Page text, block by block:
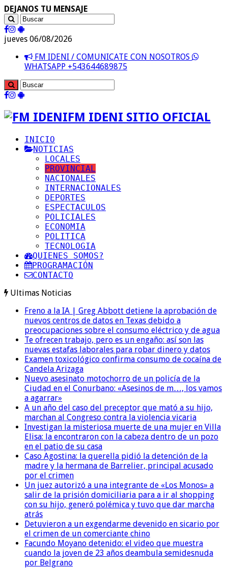
DEJANOS TU MENSAJE
jueves 06/08/2026
FM IDENI / COMUNICATE CON NOSOTROS
WHATSAPP +543644689875
FM IDENI SITIO OFICIAL
INICIO
NOTICIAS
LOCALES
PROVINCIAL
NACIONALES
INTERNACIONALES
DEPORTES
ESPECTACULOS
POLICIALES
ECONOMIA
POLITICA
TECNOLOGIA
QUIENES SOMOS?
PROGRAMACIÓN
CONTACTO
Ultimas Noticias
Freno a la IA | Greg Abbott detiene la aprobación de
nuevos centros de datos en Texas debido a
preocupaciones sobre el consumo eléctrico y de agua
Te ofrecen trabajo, pero es un engaño: así son las
nuevas estafas laborales para robar dinero y datos
Examen toxicológico confirma consumo de cocaína de
Candela Arizaga
Nuevo asesinato motochorro de un policía de la
Ciudad en el Conurbano: «Asesinos de m…, los vamos
a agarrar»
A un año del caso del preceptor que mató a su hijo,
marchan al Congreso contra la violencia vicaria
Investigan la misteriosa muerte de una mujer en Villa
Elisa: la encontraron con la cabeza dentro de un pozo
en el patio de su casa
Caso Agostina: la querella pidió la detención de la
madre y la hermana de Barrelier, principal acusado
por el crimen
Un juez autorizó a una integrante de «Los Monos» a
salir de la prisión domiciliaria para a ir al shopping
con su hijo, generó polémica y tuvo que dar marcha
atrás
Detuvieron a un exgendarme devenido en sicario por
el crimen de un comerciante chino
Facundo Moyano detenido: el video que muestra
cuando la joven de 23 años deambula semidesnuda
por Belgrano